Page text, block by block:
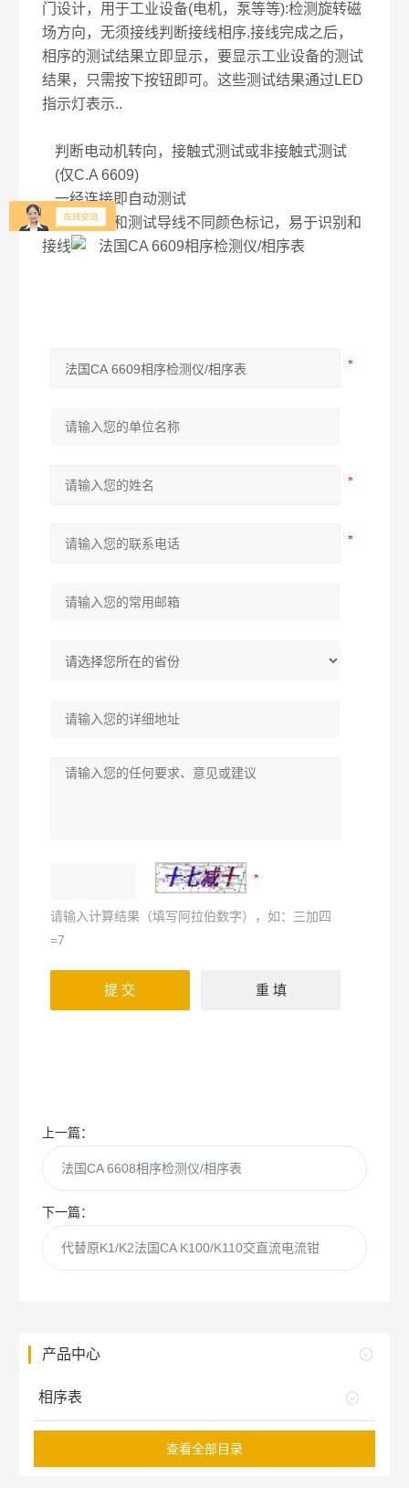
门设计，用于工业设备(电机，泵等等):检测旋转磁
场方向，无须接线判断接线相序.接线完成之后，
相序的测试结果立即显示，要显示工业设备的测试
结果，只需按下按钮即可。这些测试结果通过LED
指示灯表示..
判断电动机转向，接触式测试或非接触式测试
(仅C.A 6609)
一经连接即自动测试
接线端子和测试导线不同颜色标记，易于识别和
接线
请输入计算结果（填写阿拉伯数字），如：三加四
=7
上一篇：
法国CA 6608相序检测仪/相序表
下一篇：
代替原K1/K2法国CA K100/K110交直流电流钳
产品中心
相序表
查看全部目录